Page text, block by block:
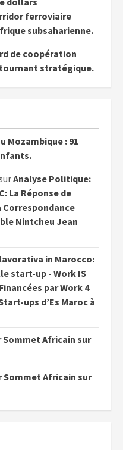
ferroviaire
subsaharienne.
de coopération
stratégique.
Mozambique : 91
Analyse Politique:
La Réponse de
Correspondance
Nintcheu Jean
in Marocco:
start-up - Work IS
par Work 4
ups d’Es Maroc à
Sommet Africain sur
Sommet Africain sur